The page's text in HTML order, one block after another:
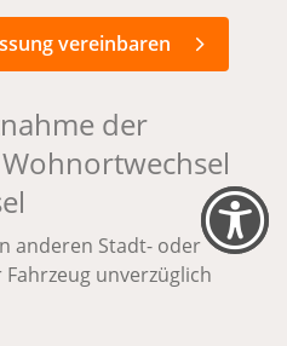
vereinbaren
der
anderen Stadt- oder
unverzüglich